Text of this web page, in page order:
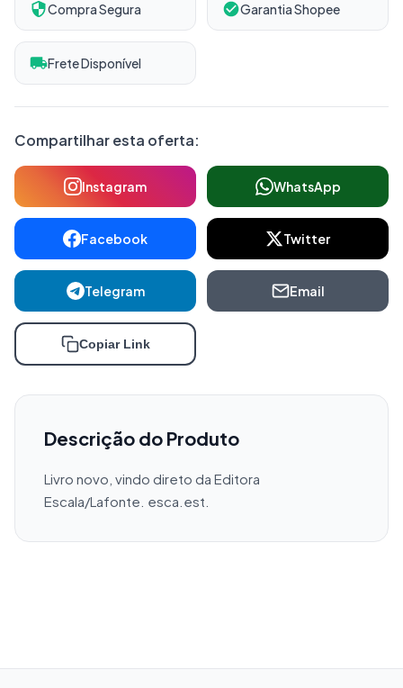
Compra Segura Garantia Shopee
Frete Disponível
Compartilhar esta oferta:
Instagram WhatsApp
Facebook Twitter
Telegram Email
Copiar Link
Descrição do Produto
Livro novo, vindo direto da Editora
Escala/Lafonte. esca.est.